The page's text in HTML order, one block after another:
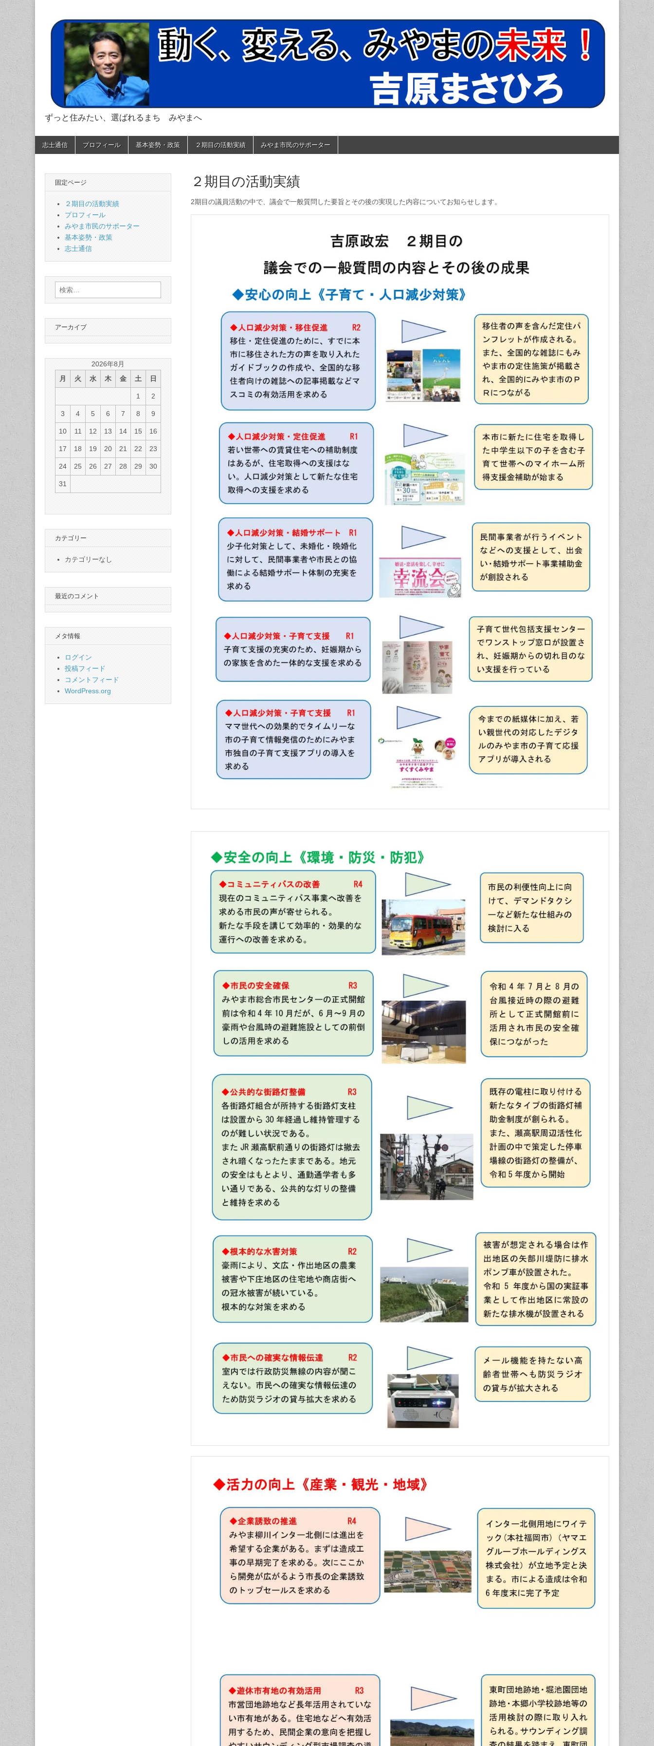
動く、変える、みやまの未来 吉原政宏
ずっと住みたい、選ばれるまち みやまへ
Main
menu
Skip
志士通信 プロフィール 基本姿勢・政策 ２期目の活動実績 みやま市民のサポーター
２期目の活動実績
2期目の議員活動の中で、議会で一般質問した要旨とその後の実現した内容についてお知らせします。
固定ページ
２期目の活動実績
プロフィール
みやま市民のサポーター
基本姿勢・政策
志士通信
検
索:
アーカイブ
2026年8月
月
火 水 木 金 土 日
1 2
3 4 5 6 7 8 9
10 11 12 13 14 15 16
17 18 19 20 21 22 23
24 25 26 27 28 29 30
31
カテゴリー
カテゴリーなし
最近のコメント
メタ情報
ログイン
投稿フィード
コメントフィード
WordPress.org